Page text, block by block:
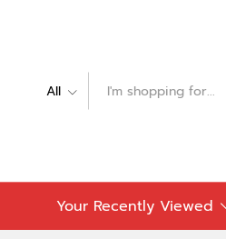
All
Your Recently Viewed